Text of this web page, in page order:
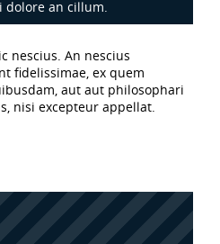
dolore an cillum.
nescius. An nescius
fidelissimae, ex quem
aut aut philosophari
nisi excepteur appellat.